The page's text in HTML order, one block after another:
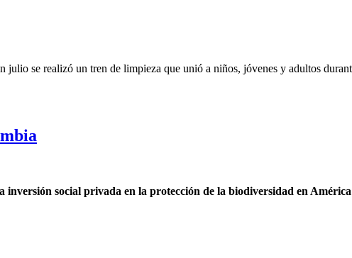
se realizó un tren de limpieza que unió a niños, jóvenes y adultos
social privada en la protección de la biodiversidad en